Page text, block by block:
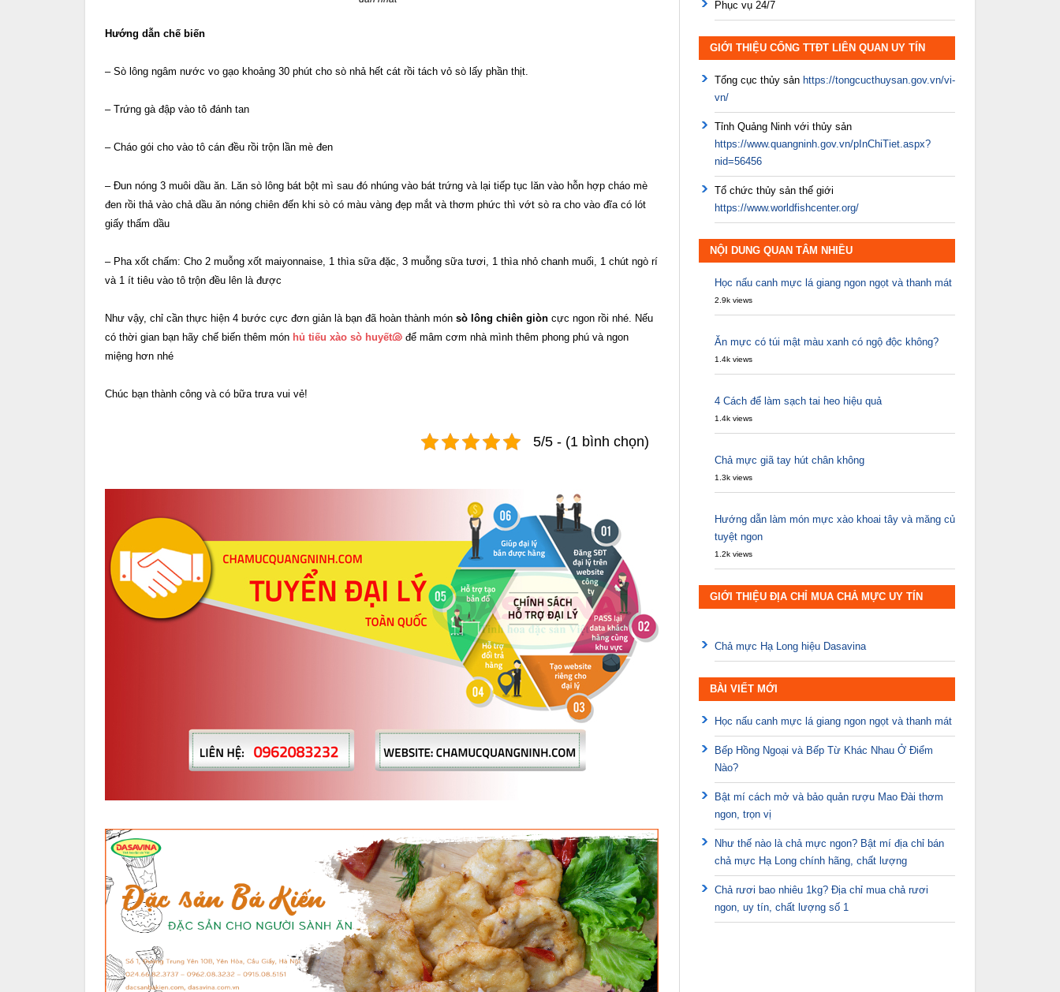
Hướng dẫn chế biến
– Sò lông ngâm nước vo gạo khoảng 30 phút cho sò nhả hết cát rồi tách vỏ sò lấy phần thịt.
– Trứng gà đập vào tô đánh tan
– Cháo gói cho vào tô cán đều rồi trộn lần mè đen
– Đun nóng 3 muôi dầu ăn. Lăn sò lông bát bột mì sau đó nhúng vào bát trứng và lại tiếp tục lăn vào hỗn hợp cháo mè
đen rồi thả vào chả dầu ăn nóng chiên đến khi sò có màu vàng đẹp mắt và thơm phức thì vớt sò ra cho vào đĩa có lót
giấy thấm dầu
– Pha xốt chấm: Cho 2 muỗng xốt maiyonnaise, 1 thìa sữa đặc, 3 muỗng sữa tươi, 1 thìa nhỏ chanh muối, 1 chút ngò rí
và 1 ít tiêu vào tô trộn đều lên là được
Như vậy, chỉ cần thực hiện 4 bước cực đơn giản là bạn đã hoàn thành món sò lông chiên giòn cực ngon rồi nhé. Nếu
có thời gian bạn hãy chế biến thêm món hủ tiếu xào sò huyết🐚 để mâm cơm nhà mình thêm phong phú và ngon
miệng hơn nhé
Chúc bạn thành công và có bữa trưa vui vẻ!
5/5 - (1 bình chọn)
Phục vụ 24/7
GIỚI THIỆU CỔNG TTĐT LIÊN QUAN UY TÍN
Tổng cục thủy sản https://tongcucthuysan.gov.vn/vi-
vn/
Tỉnh Quảng Ninh với thủy sản
https://www.quangninh.gov.vn/pInChiTiet.aspx?
nid=56456
Tổ chức thủy sản thế giới
https://www.worldfishcenter.org/
NỘI DUNG QUAN TÂM NHIỀU
Học nấu canh mực lá giang ngon ngọt và thanh mát
2.9k views
Ăn mực có túi mật màu xanh có ngộ độc không?
1.4k views
4 Cách để làm sạch tai heo hiệu quả
1.4k views
Chả mực giã tay hút chân không
1.3k views
Hướng dẫn làm món mực xào khoai tây và măng củ
tuyệt ngon
1.2k views
GIỚI THIỆU ĐỊA CHỈ MUA CHẢ MỰC UY TÍN
Chả mực Hạ Long hiệu Dasavina
BÀI VIẾT MỚI
Học nấu canh mực lá giang ngon ngọt và thanh mát
Bếp Hồng Ngoại và Bếp Từ Khác Nhau Ở Điểm
Nào?
Bật mí cách mở và bảo quản rượu Mao Đài thơm
ngon, trọn vị
Như thế nào là chả mực ngon? Bật mí địa chỉ bán
chả mực Hạ Long chính hãng, chất lượng
Chả rươi bao nhiêu 1kg? Địa chỉ mua chả rươi
ngon, uy tín, chất lượng số 1